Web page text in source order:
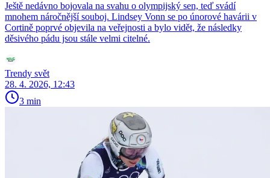
Ještě nedávno bojovala na svahu o olympijský sen, teď svádí
mnohem náročnější souboj. Lindsey Vonn se po únorové havárii v
Cortině poprvé objevila na veřejnosti a bylo vidět, že následky
děsivého pádu jsou stále velmi citelné.
Trendy svět
28. 4. 2026, 12:43
3 min